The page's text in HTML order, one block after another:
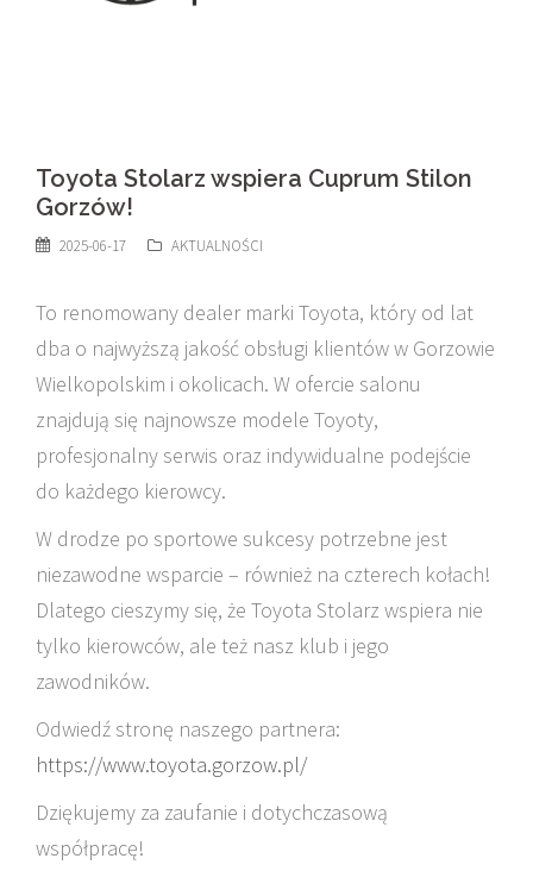
Toyota Stolarz wspiera Cuprum Stilon
Gorzów!
2025-06-17 AKTUALNOŚCI
To renomowany dealer marki Toyota, który od lat
dba o najwyższą jakość obsługi klientów w Gorzowie
Wielkopolskim i okolicach. W ofercie salonu
znajdują się najnowsze modele Toyoty,
profesjonalny serwis oraz indywidualne podejście
do każdego kierowcy.
W drodze po sportowe sukcesy potrzebne jest
niezawodne wsparcie – również na czterech kołach!
Dlatego cieszymy się, że Toyota Stolarz wspiera nie
tylko kierowców, ale też nasz klub i jego
zawodników.
Odwiedź stronę naszego partnera:
https://www.toyota.gorzow.pl/
Dziękujemy za zaufanie i dotychczasową
współpracę!